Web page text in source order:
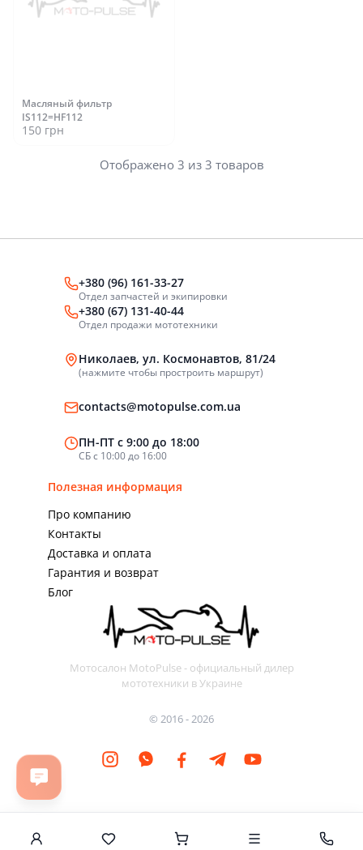
Масляный фильтр
IS112=HF112
150 грн
Отображено 3 из 3 товаров
Мотосалон MotoPulse - официальный дилер
мототехники в Украине
© 2016 - 2026
Полезная информация
Про компанию
Контакты
Доставка и оплата
Гарантия и возврат
Блог
+380 (96) 161-33-27
Отдел запчастей и экипировки
+380 (67) 131-40-44
Отдел продажи мототехники
Николаев, ул. Космонавтов, 81/24
(нажмите чтобы простроить маршрут)
contacts@motopulse.com.ua
ПН-ПТ с 9:00 до 18:00
СБ с 10:00 до 16:00